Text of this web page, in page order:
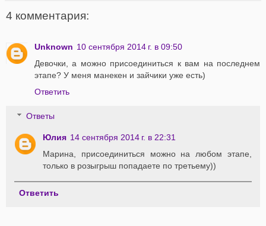
4 комментария:
Unknown 10 сентября 2014 г. в 09:50
Девочки, а можно присоединиться к вам на последнем
этапе? У меня манекен и зайчики уже есть)
Ответить
Ответы
Юлия 14 сентября 2014 г. в 22:31
Марина, присоединиться можно на любом этапе,
только в розыгрыш попадаете по третьему))
Ответить